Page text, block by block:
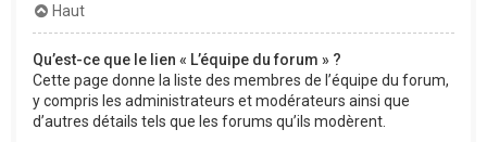
Haut
Qu’est-ce que le lien « L’équipe du forum » ?
Cette page donne la liste des membres de l’équipe du forum,
y compris les administrateurs et modérateurs ainsi que
d’autres détails tels que les forums qu’ils modèrent.